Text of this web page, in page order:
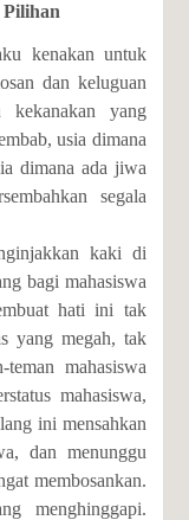
kenakan untuk
dan keluguan
yang
usia dimana
dimana ada jiwa
segala
kaki di
bagi mahasiswa
hati ini tak
yang megah, tak
mahasiswa
mahasiswa,
ini mensahkan
dan menunggu
membosankan.
menghinggapi.